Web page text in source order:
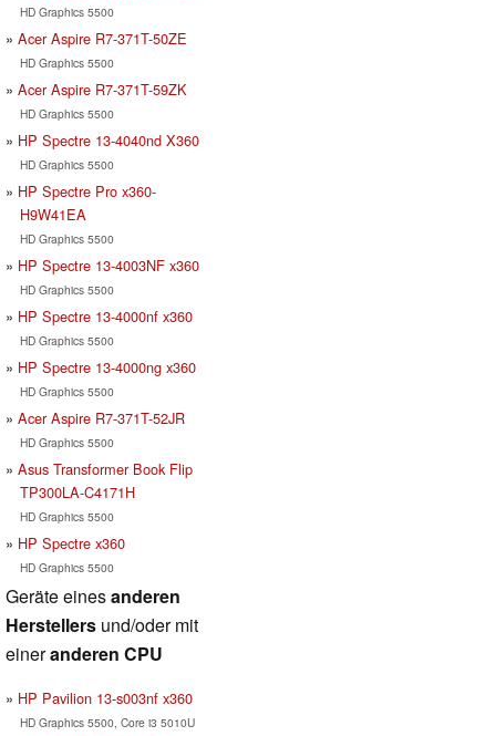
HD Graphics 5500
Acer Aspire R7-371T-50ZE
HD Graphics 5500
Acer Aspire R7-371T-59ZK
HD Graphics 5500
HP Spectre 13-4040nd X360
HD Graphics 5500
HP Spectre Pro x360-
H9W41EA
HD Graphics 5500
HP Spectre 13-4003NF x360
HD Graphics 5500
HP Spectre 13-4000nf x360
HD Graphics 5500
HP Spectre 13-4000ng x360
HD Graphics 5500
Acer Aspire R7-371T-52JR
HD Graphics 5500
Asus Transformer Book Flip
TP300LA-C4171H
HD Graphics 5500
HP Spectre x360
HD Graphics 5500
Geräte einesanderen
Herstellers und/oder mit
eineranderen CPU
HP Pavilion 13-s003nf x360
HD Graphics 5500, Core i3 5010U